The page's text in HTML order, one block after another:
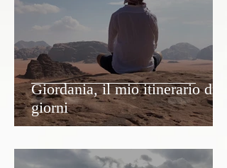
Giordania, il mio itinerario di 9
giorni